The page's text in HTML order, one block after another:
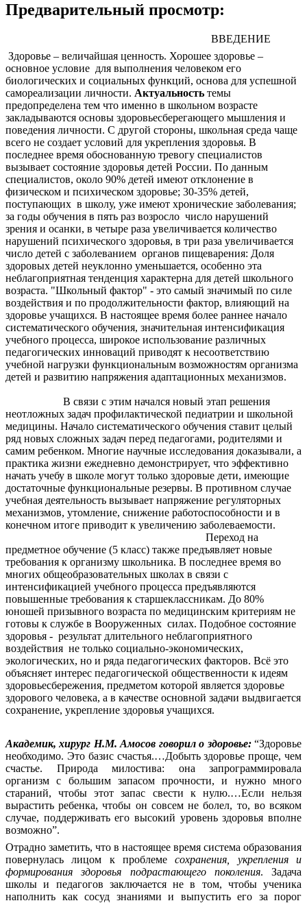
Предварительный просмотр:
ВВЕДЕНИЕ
Здоровье – величайшая ценность. Хорошее здоровье –
основное условие для выполнения человеком его
биологических и социальных функций, основа для успешной
самореализации личности. Актуальность темы
предопределена тем что именно в школьном возрасте
закладываются основы здоровьесберегающего мышления и
поведения личности. С другой стороны, школьная среда чаще
всего не создает условий для укрепления здоровья. В
последнее время обоснованную тревогу специалистов
вызывает состояние здоровья детей России. По данным
специалистов, около 90% детей имеют отклонение в
физическом и психическом здоровье; 30-35% детей,
поступающих в школу, уже имеют хронические заболевания;
за годы обучения в пять раз возросло число нарушений
зрения и осанки, в четыре раза увеличивается количество
нарушений психического здоровья, в три раза увеличивается
число детей с заболеванием органов пищеварения: Доля
здоровых детей неуклонно уменьшается, особенно эта
неблагоприятная тенденция характерна для детей школьного
возраста. "Школьный фактор" - это самый значимый по силе
воздействия и по продолжительности фактор, влияющий на
здоровье учащихся. В настоящее время более раннее начало
систематического обучения, значительная интенсификация
учебного процесса, широкое использование различных
педагогических инноваций приводят к несоответствию
учебной нагрузки функциональным возможностям организма
детей и развитию напряжения адаптационных механизмов.
В связи с этим начался новый этап решения
неотложных задач профилактической педиатрии и школьной
медицины. Начало систематического обучения ставит целый
ряд новых сложных задач перед педагогами, родителями и
самим ребенком. Многие научные исследования доказывали, а
практика жизни ежедневно демонстрирует, что эффективно
начать учебу в школе могут только здоровые дети, имеющие
достаточные функциональные резервы. В противном случае
учебная деятельность вызывает напряжение регуляторных
механизмов, утомление, снижение работоспособности и в
конечном итоге приводит к увеличению заболеваемости.
Переход на
предметное обучение (5 класс) также предъявляет новые
требования к организму школьника. В последнее время во
многих общеобразовательных школах в связи с
интенсификацией учебного процесса предъявляются
повышенные требования к старшеклассникам. До 80%
юношей призывного возраста по медицинским критериям не
готовы к службе в Вооруженных силах. Подобное состояние
здоровья - результат длительного неблагоприятного
воздействия не только социально-экономических,
экологических, но и ряда педагогических факторов. Всё это
объясняет интерес педагогической общественности к идеям
здоровьесбережения, предметом которой является здоровье
здорового человека, а в качестве основной задачи выдвигается
сохранение, укрепление здоровья учащихся.
Академик, хирург Н.М. Амосов говорил о здоровье: “Здоровье
необходимо. Это базис счастья.…Добыть здоровье проще, чем
счастье. Природа милостива: она запрограммировала
организм с большим запасом прочности, и нужно много
стараний, чтобы этот запас свести к нулю.…Если нельзя
вырастить ребенка, чтобы он совсем не болел, то, во всяком
случае, поддерживать его высокий уровень здоровья вполне
возможно”.
Отрадно заметить, что в настоящее время система образования
повернулась лицом к проблемесохранения, укрепления и
формирования здоровья подрастающего поколения. Задача
школы и педагогов заключается не в том, чтобы ученика
наполнить как сосуд знаниями и выпустить его за порог